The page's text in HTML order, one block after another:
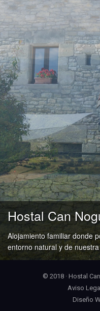
Hostal Can
Alojamiento familiar donde
entorno natural y de
© 2018 · Hostal
Aviso Legal
Diseño